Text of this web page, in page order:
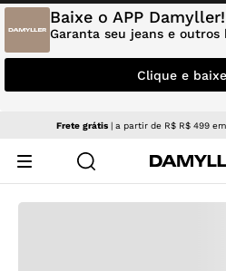
Baixe o APP Damyller!
Garanta seu jeans e outros
Clique e
não promocionais